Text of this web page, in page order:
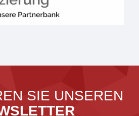
SIE UNSEREN